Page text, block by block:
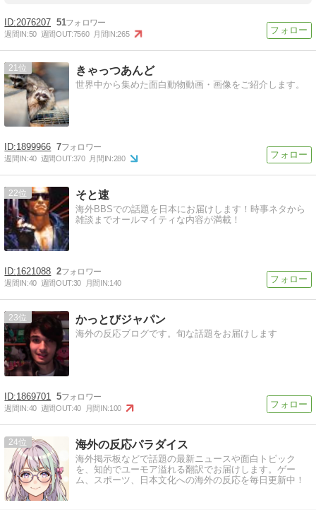
2076207 51
週間IN:50 週間OUT:7560 月間IN:265
21 きゃっつあんど
世界中から集めた面白動物動画・画像をご紹介します。
1899966 7
週間IN:40 週間OUT:370 月間IN:280
22 そと速
海外BBSでの話題を日本にお届けします！時事ネタから
雑談までオールマイティな内容が満載！
1621088 2
週間IN:40 週間OUT:30 月間IN:140
23 かっとびジャパン
海外の反応ブログです。旬な話題をお届けします
1869701 5
週間IN:40 週間OUT:40 月間IN:100
24 海外の反応パラダイス
海外掲示板などで話題の最新ニュースや面白トピック
を、知的でユーモア溢れる翻訳でお届けします。ゲー
ム、スポーツ、日本文化への海外の反応を毎日更新中！